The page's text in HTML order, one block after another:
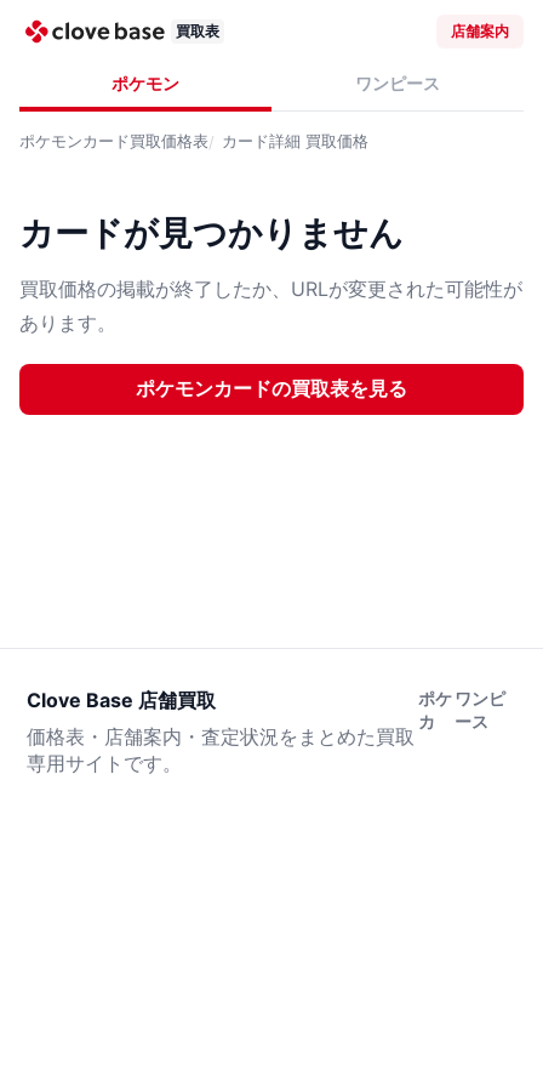
買取表 店舗案内
ポケモン ワンピース
ポケモンカード買取価格表 カード詳細 買取価格
カードが見つかりません
買取価格の掲載が終了したか、URLが変更された可能性が
あります。
ポケモンカードの買取表を見る
Clove Base 店舗買取
価格表・店舗案内・査定状況をまとめた買取
専用サイトです。
ポケ
カ
ワンピ
ース